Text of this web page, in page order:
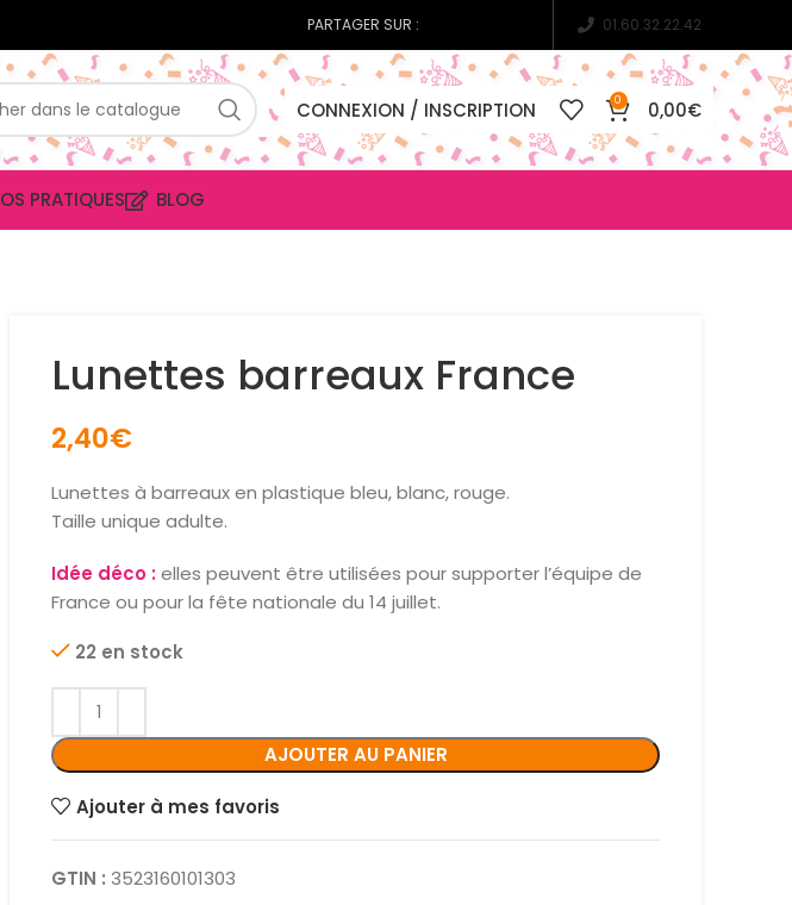
PARTAGER SUR : 01.60.32.22.42
CONNEXION / INSCRIPTION 0 0,00€
PRATIQUES BLOG
Lunettes barreaux France
2,40€
Lunettes à barreaux en plastique bleu, blanc, rouge.
Taille unique adulte.
Idée déco :elles peuvent être utilisées pour supporter l’équipe de
France ou pour la fête nationale du 14 juillet.
22 en stock
AJOUTER AU PANIER
Ajouter à mes favoris
GTIN : 3523160101303